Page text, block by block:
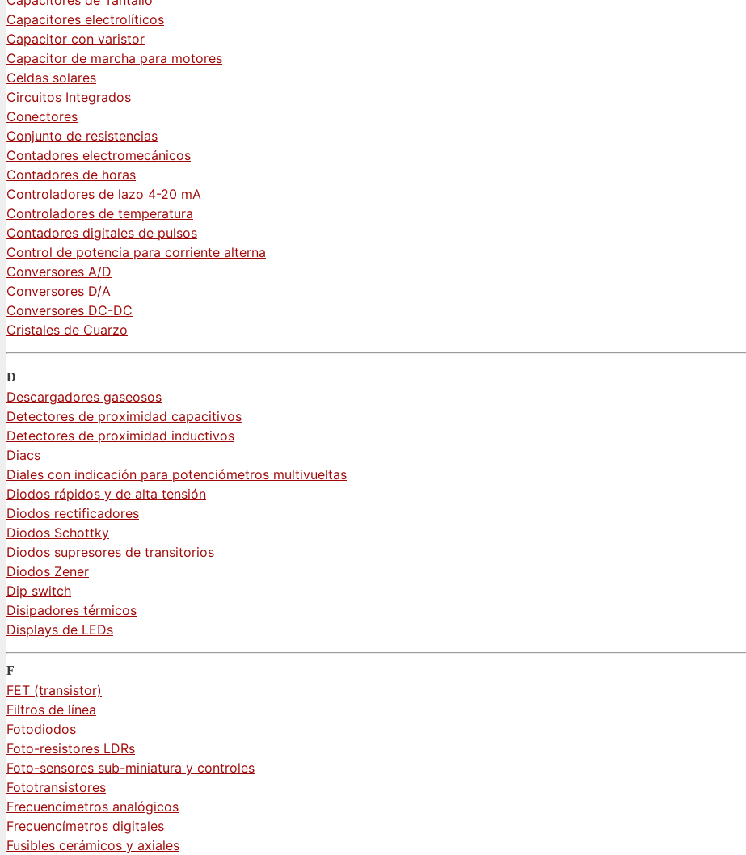
Capacitores electrolíticos
Capacitor con varistor
Capacitor de marcha para motores
Celdas solares
Circuitos Integrados
Conectores
Conjunto de resistencias
Contadores electromecánicos
Contadores de horas
Controladores de lazo 4-20 mA
Controladores de temperatura
Contadores digitales de pulsos
Control de potencia para corriente alterna
Conversores A/D
Conversores D/A
Conversores DC-DC
Cristales de Cuarzo
D
Descargadores gaseosos
Detectores de proximidad capacitivos
Detectores de proximidad inductivos
Diacs
Diales con indicación para potenciómetros multivueltas
Diodos rápidos y de alta tensión
Diodos rectificadores
Diodos Schottky
Diodos supresores de transitorios
Diodos Zener
Dip switch
Disipadores térmicos
Displays de LEDs
F
FET (transistor)
Filtros de línea
Fotodiodos
Foto-resistores LDRs
Foto-sensores sub-miniatura y controles
Fototransistores
Frecuencímetros analógicos
Frecuencímetros digitales
Fusibles cerámicos y axiales